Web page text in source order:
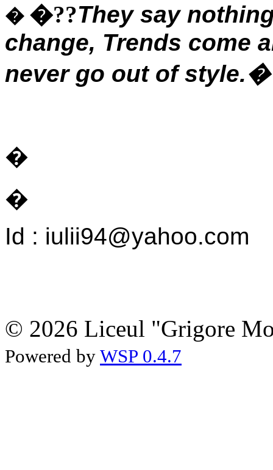
� �??They say
change, Trends come
never go out of style.
�
�
Id : iulii94@yahoo.com
© 2026 Liceul "Grigore
Powered by WSP 0.4.7